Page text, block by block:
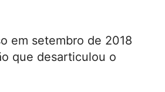
em setembro de 2018
que desarticulou o